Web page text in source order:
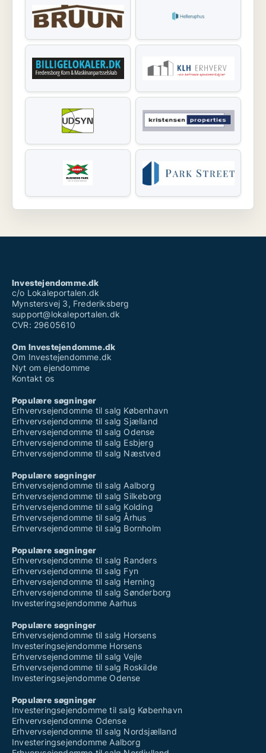
Investejendomme.dk
c/o Lokaleportalen.dk
Mynstersvej 3, Frederiksberg
support@lokaleportalen.dk
CVR: 29605610
Om Investejendomme.dk
Om Investejendomme.dk
Nyt om ejendomme
Kontakt os
Populære søgninger
Erhvervsejendomme til salg København
Erhvervsejendomme til salg Sjælland
Erhvervsejendomme til salg Odense
Erhvervsejendomme til salg Esbjerg
Erhvervsejendomme til salg Næstved
Populære søgninger
Erhvervsejendomme til salg Aalborg
Erhvervsejendomme til salg Silkeborg
Erhvervsejendomme til salg Kolding
Erhvervsejendomme til salg Århus
Erhvervsejendomme til salg Bornholm
Populære søgninger
Erhvervsejendomme til salg Randers
Erhvervsejendomme til salg Fyn
Erhvervsejendomme til salg Herning
Erhvervsejendomme til salg Sønderborg
Investeringsejendomme Aarhus
Populære søgninger
Erhvervsejendomme til salg Horsens
Investeringsejendomme Horsens
Erhvervsejendomme til salg Vejle
Erhvervsejendomme til salg Roskilde
Investeringsejendomme Odense
Populære søgninger
Investeringsejendomme til salg København
Erhvervsejendomme Odense
Erhvervsejendomme til salg Nordsjælland
Investeringsejendomme Aalborg